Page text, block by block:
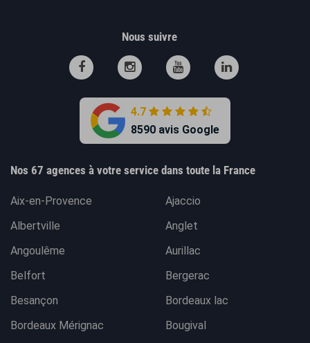
Nous suivre
4.7
8590 avis Google
Nos 67 agences à votre service dans toute la France
Aix-en-Provence
Ajaccio
Albertville
Anglet
Angoulême
Aurillac
Belfort
Bergerac
Besançon
Bordeaux lac
Bordeaux Mérignac
Bougival